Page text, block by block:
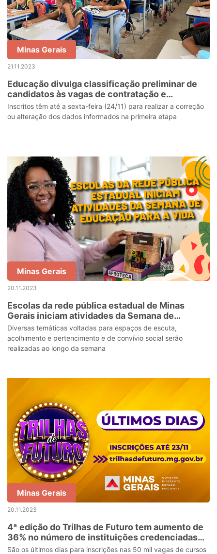
Minas Gerais
21.11.2023
Educação divulga classificação preliminar de
candidatos às vagas de contratação e
convocação temporárias da rede estadual
Inscritos têm até a sexta-feira (24/11) para realizar a correção
ou alteração dos dados informados na primeira etapa
Minas Gerais
20.11.2023
Escolas da rede pública estadual de Minas
Gerais iniciam atividades da Semana de
Educação para a Vida
Diversas temáticas voltadas para espaços de escuta,
acolhimento e pertencimento e de convívio social serão
realizadas ao longo da semana
Minas Gerais
20.11.2023
4ª edição do Trilhas de Futuro tem aumento de
36% no número de instituições credenciadas
no estado
São os últimos dias para inscrições nas 50 mil vagas de cursos